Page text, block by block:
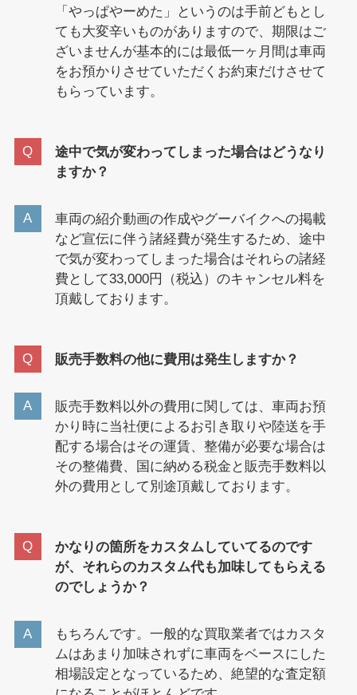
「やっぱやーめた」というのは手前どもとし
ても大変辛いものがありますので、期限はご
ざいませんが基本的には最低一ヶ月間は車両
をお預かりさせていただくお約束だけさせて
もらっています。
途中で気が変わってしまった場合はどうなり
ますか？
車両の紹介動画の作成やグーバイクへの掲載
など宣伝に伴う諸経費が発生するため、途中
で気が変わってしまった場合はそれらの諸経
費として33,000円（税込）のキャンセル料を
頂戴しております。
販売手数料の他に費用は発生しますか？
販売手数料以外の費用に関しては、車両お預
かり時に当社便によるお引き取りや陸送を手
配する場合はその運賃、整備が必要な場合は
その整備費、国に納める税金と販売手数料以
外の費用として別途頂戴しております。
かなりの箇所をカスタムしていてるのです
が、それらのカスタム代も加味してもらえる
のでしょうか？
もちろんです。一般的な買取業者ではカスタ
ムはあまり加味されずに車両をベースにした
相場設定となっているため、絶望的な査定額